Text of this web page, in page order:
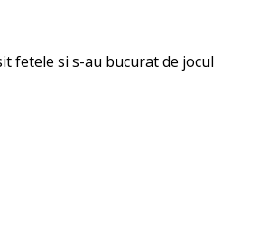
fetele si s-au bucurat de jocul